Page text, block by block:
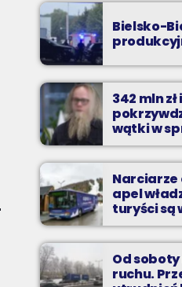
Bielsko-
342 mln zł
wątki w
z Bielska-
apel
turyści są
Od
ruchu.